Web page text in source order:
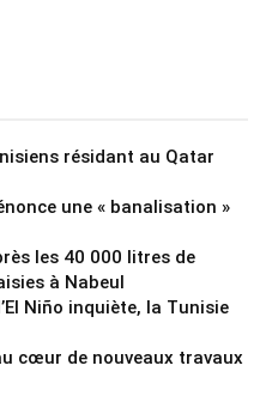
résidant au Qatar
une « banalisation »
les 40 000 litres de
à Nabeul
Niño inquiète, la Tunisie
cœur de nouveaux travaux